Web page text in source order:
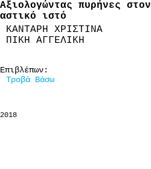
Αξιολογώντας πυρήνες στον
αστικό ιστό
ΚΑΝΤΑΡΗ ΧΡΙΣΤΙΝΑ
ΠΙΚΗ ΑΓΓΕΛΙΚΗ
Επιβλέπων:
Τροβά Βάσω
2018